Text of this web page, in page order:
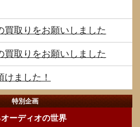
買取りをお願いしました
買取りをお願いしました
ました！
特別企画
ーディオの世界